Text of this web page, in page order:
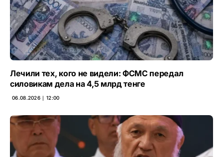
Лечили тех, кого не видели: ФСМС передал
силовикам дела на 4,5 млрд тенге
06.08.2026 ∣ 12:00